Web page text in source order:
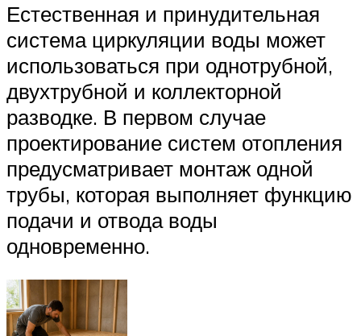
Естественная и принудительная
система циркуляции воды может
использоваться при однотрубной,
двухтрубной и коллекторной
разводке. В первом случае
проектирование систем отопления
предусматривает монтаж одной
трубы, которая выполняет функцию
подачи и отвода воды
одновременно.